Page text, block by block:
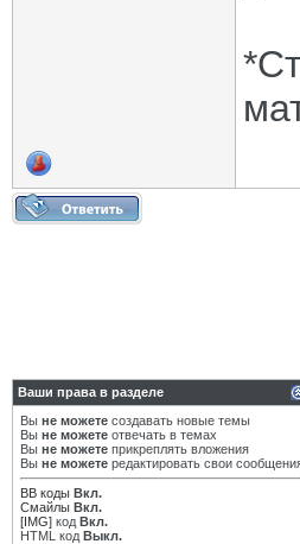
Ваши права в разделе
Вы не можете создавать новые темы
Вы не можете отвечать в темах
Вы не можете прикреплять вложения
Вы не можете редактировать свои
BB коды Вкл.
Смайлы Вкл.
[IMG] код Вкл.
HTML код Выкл.